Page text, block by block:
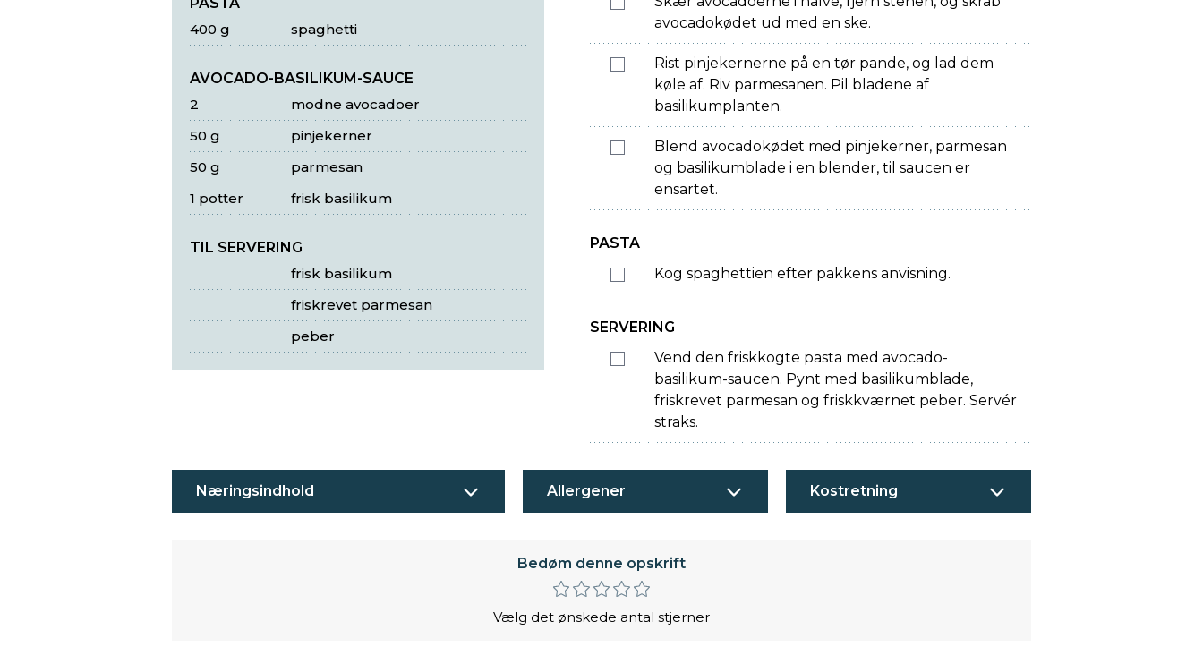
spaghetti
400 g
AVOCADO-BASILIKUM-SAUCE
modne avocadoer
2
pinjekerner
50 g
parmesan
50 g
frisk basilikum
1 potter
TIL SERVERING
frisk basilikum
friskrevet parmesan
peber
avocadokødet ud med en ske.
Rist pinjekernerne på en tør pande, og lad dem
køle af. Riv parmesanen. Pil bladene af
basilikumplanten.
Blend avocadokødet med pinjekerner, parmesan
og basilikumblade i en blender, til saucen er
ensartet.
PASTA
Kog spaghettien efter pakkens anvisning.
SERVERING
Vend den friskkogte pasta med avocado-
basilikum-saucen. Pynt med basilikumblade,
friskrevet parmesan og friskkværnet peber. Servér
straks.
Næringsindhold Allergener Kostretning
Bedøm denne opskrift
Vælg det ønskede antal stjerner